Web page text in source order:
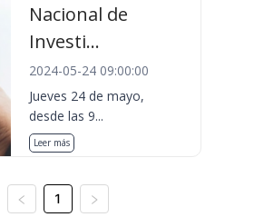
Nacional de
Investi...
2024-05-24 09:00:00
Jueves 24 de mayo,
desde las 9...
Leer más
1